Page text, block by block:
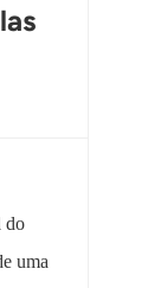
do
uma